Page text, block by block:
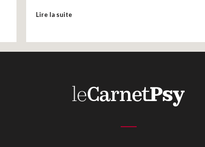
Lire la suite